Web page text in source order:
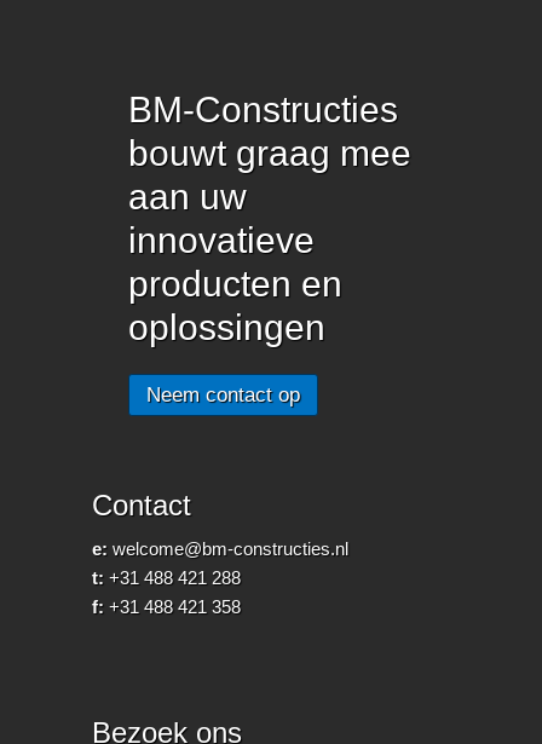
BM-Constructies
bouwt graag mee
aan uw
innovatieve
producten en
oplossingen
Neem contact op
Contact
e:welcome@bm-constructies.nl
t: +31 488 421 288
f: +31 488 421 358
Bezoek ons